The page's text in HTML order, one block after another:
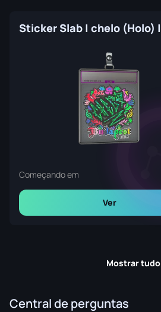
Começando em
Ver
Mostrar tudo
Central de perguntas